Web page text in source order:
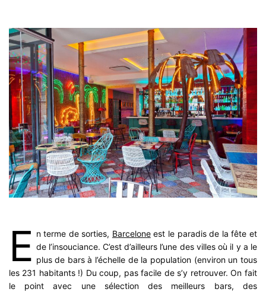
E n terme de sorties, Barceloneest le paradis de la fête et
de l’insouciance. C’est d’ailleurs l’une des villes où il y a le
plus de bars à l’échelle de la population (environ un tous
les 231 habitants !) Du coup, pas facile de s’y retrouver. On fait
le point avec une sélection des meilleurs bars, des